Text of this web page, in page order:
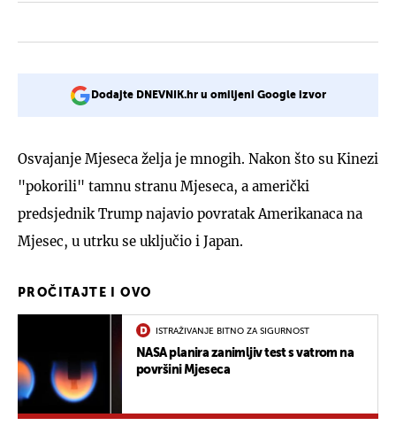
Dodajte DNEVNIK.hr u omiljeni Google izvor
Osvajanje Mjeseca želja je mnogih. Nakon što su Kinezi
"pokorili" tamnu stranu Mjeseca, a američki
predsjednik Trump najavio povratak Amerikanaca na
Mjesec, u utrku se uključio i Japan.
PROČITAJTE I OVO
ISTRAŽIVANJE BITNO ZA SIGURNOST
NASA planira zanimljiv test s vatrom na
površini Mjeseca